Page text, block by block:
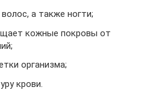
а также ногти;
кожные покровы от
организма;
крови.